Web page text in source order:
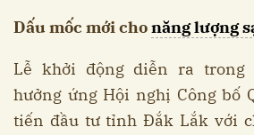
Dấu mốc mới chonăng lượng
Lễ khởi động diễn ra trong
hưởng ứng Hội nghị Công bố
tiến đầu tư tỉnh Đắk Lắk với